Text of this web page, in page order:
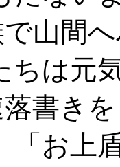
山間
ちは元
書き
「お上